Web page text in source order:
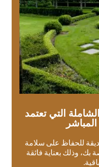
التي تعتمد
للحفاظ على سلامة
بك، وذلك بعناية فائقة